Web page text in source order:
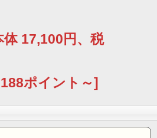
体 17,100円、税
ポイント～]